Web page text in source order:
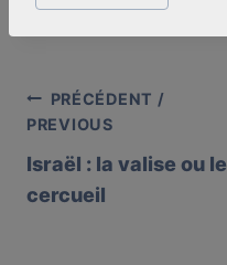
Post
navigation
PRÉCÉDENT /
PREVIOUS
Israël : la valise ou le
cercueil